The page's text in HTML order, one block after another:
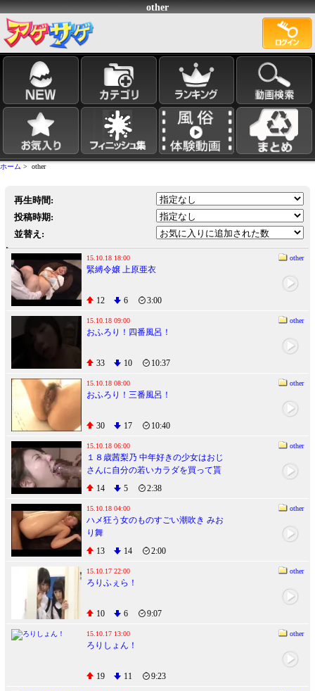
other
ホーム > other
再生時間:
投稿時期:
並替え:
15.10.18 18:00 other
緊縛令嬢 上原亜衣
12 6 3:00
15.10.18 09:00 other
おふろり！四番風呂！
33 10 10:37
15.10.18 08:00 other
おふろり！三番風呂！
30 17 10:40
15.10.18 06:00 other
１８歳茜梨乃 中年好きの少女はおじ
さんに自分の若いカラダを買って貰
いたがっている
14 5 2:38
15.10.18 04:00 other
ハメ狂う女のものすごい潮吹き みお
り舞
13
14 2:00
15.10.17 22:00 other
ろりふぇら！
10 6 9:07
15.10.17 13:00 other
ろりしょん！
19 11 9:23